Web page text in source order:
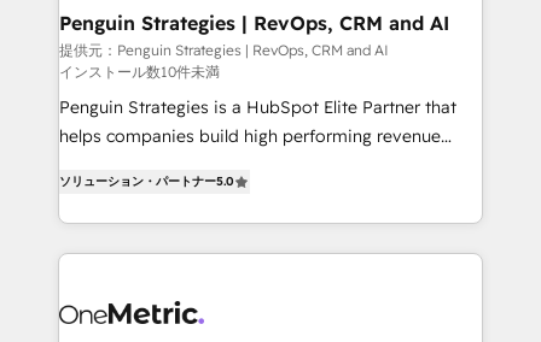
Augmentée. Ce n'est pas une entreprise qui utilise
l'IA. C'est une organisation qui a réussi la symbiose
entre l'expertise humaine et l'intelligence artificielle.
Pas pour remplacer l'humain, mais pour l'augmenter.
Chez Ideagency, nous accompagnons cette
données unifiées, des processus alignés. Ensuite
l'augmentation : l'IA là où elle crée de la valeur. Et
surtout : l'humain qui reste au centre. Parce que la
Stand Out.
Penguin Strategies | RevOps, CRM and AI
提供元：Penguin Strategies | RevOps, CRM and AI
インストール数10件未満
Penguin Strategies is a HubSpot Elite Partner that
helps companies build high performing revenue
system environments and global SaaS or
manufacturing teams. Trusted by leading enterprises
and fast growing scale ups including Sony, Rapyd,
Design Automation and Uptive. 📊 RevOps & data
ソリューション・パートナー5.0